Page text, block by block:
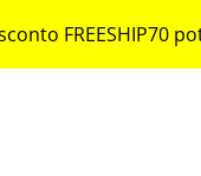
FREESHIP70